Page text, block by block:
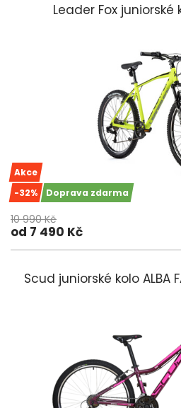
Leader Fox juniorské
Akce
-32%
Doprava zdarma
10 990 Kč
od 7 490 Kč
Scud juniorské kolo ALBA